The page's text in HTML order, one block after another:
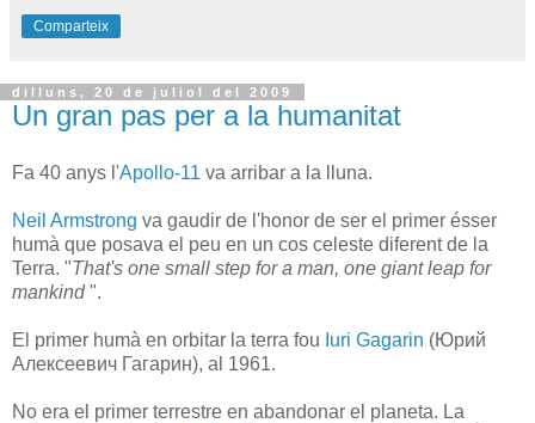
Comparteix
dilluns, 20 de juliol del 2009
Un gran pas per a la humanitat
Fa 40 anys l'Apollo-11 va arribar a la lluna.
Neil Armstrong va gaudir de l'honor de ser el primer ésser
humà que posava el peu en un cos celeste diferent de la
Terra. "That's one small step for a man, one giant leap for
mankind".
El primer humà en orbitar la terra fou Iuri Gagarin (Юрий
Алексеевич Гагарин), al 1961.
No era el primer terrestre en abandonar el planeta. La